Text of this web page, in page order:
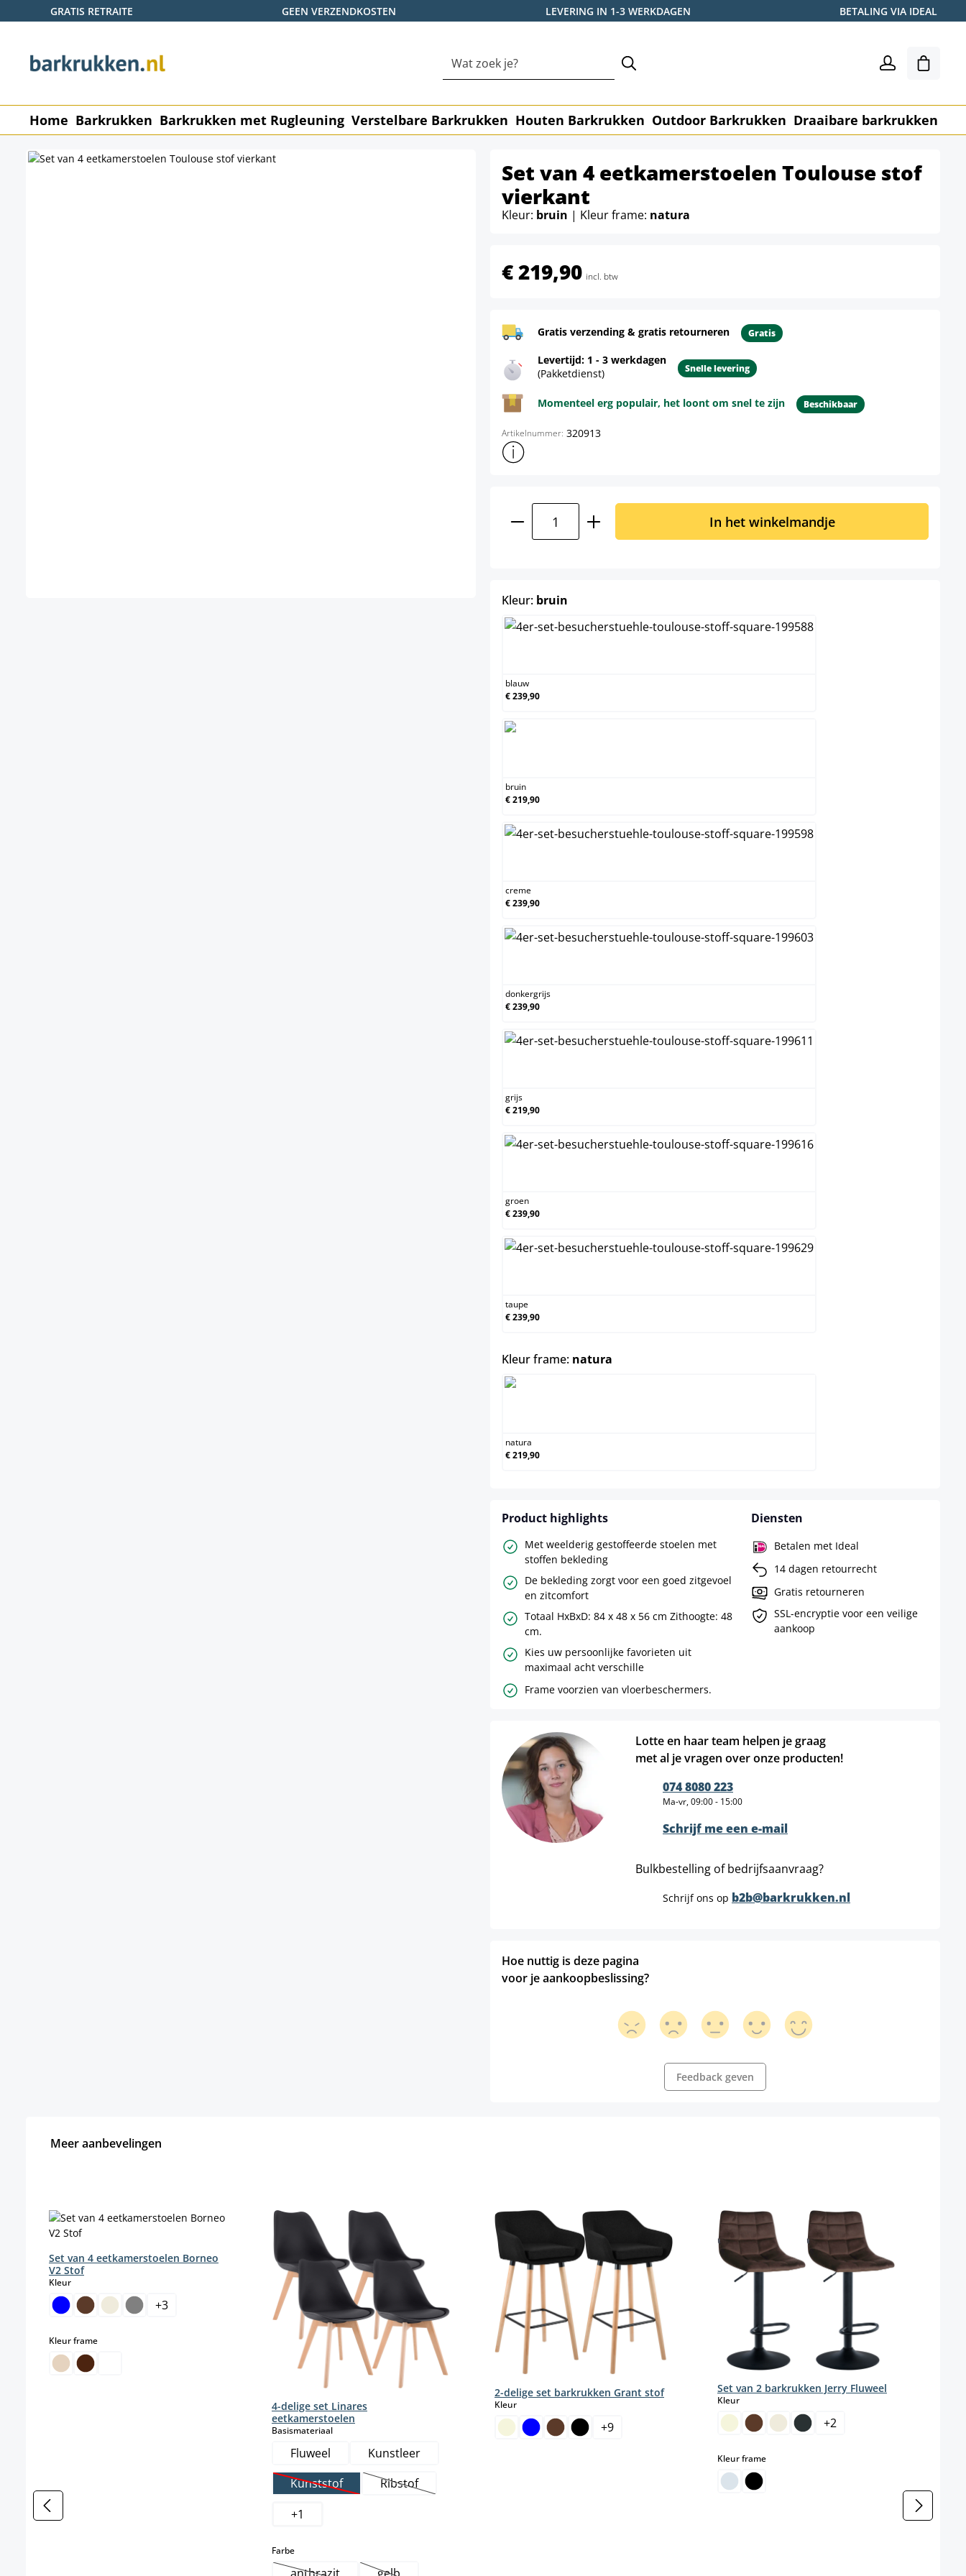
de hoofdinhoud
Ga naar de zoekopdracht
Ga naar de hoofdnavigatie
GRATIS RETRAITE GEEN VERZENDKOSTEN LEVERING IN 1-3 WERKDAGEN BETALING VIA IDEAL
Home Barkrukken Barkrukken met Rugleuning Verstelbare Barkrukken Houten Barkrukken Outdoor Barkrukken Draaibare barkrukken
Set van 4 eetkamerstoelen Toulouse stof
vierkant
Kleur: bruin | Kleur frame: natura
€ 219,90 incl. btw
Gratis verzending & gratis retourneren Gratis
Levertijd: 1 - 3 werkdagen
(Pakketdienst)
Snelle levering
Momenteel erg populair, het loont om snel te zijn Beschikbaar
Artikelnummer: 320913
Toon meer productinformatie
Producthoeveelheid: Voer de gewenste hoeveelheid in
In het winkelmandje
Kleur: bruin
blauw
€ 239,90
bruin
€ 219,90
creme
€ 239,90
donkergrijs
€ 239,90
grijs
€ 219,90
groen
€ 239,90
taupe
€ 239,90
Kleur frame: natura
natura
€ 219,90
Product highlights
Met weelderig gestoffeerde stoelen met
stoffen bekleding
De bekleding zorgt voor een goed zitgevoel
en zitcomfort
Totaal HxBxD: 84 x 48 x 56 cm Zithoogte: 48
cm.
Kies uw persoonlijke favorieten uit
maximaal acht verschille
Frame voorzien van vloerbeschermers.
Diensten
Betalen met Ideal
14 dagen retourrecht
Gratis retourneren
SSL-encryptie voor een veilige
aankoop
Lotte en haar team helpen je graag
met al je vragen over onze producten!
074 8080 223
Ma-vr, 09:00 - 15:00
Schrijf me een e-mail
Bulkbestelling of bedrijfsaanvraag?
Schrijf ons op b2b@barkrukken.nl
Hoe nuttig is deze pagina
voor je aankoopbeslissing?
Feedback geven
Meer aanbevelingen
Set van 4 eetkamerstoelen Borneo
V2 Stof
Kleurselect
+3
Kleur frameselect
4-delige set Linares
eetkamerstoelen
Basismateriaalselect
Fluweel
Kunstleer
Kunststof(Deze optie is momenteel niet beschikbaar.)
Ribstof(Deze optie is momenteel niet beschikbaar.)
+1
Farbeselect
2-delige set barkrukken Grant stof
Kleurselect
+9
Set van 2 barkrukken Jerry Fluweel
Kleurselect
+2
Kleur frameselect